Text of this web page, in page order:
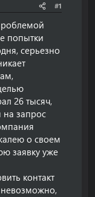
#1
попытки
серьезно
26 тысяч,
на запрос
о своем
заявку уже
контакт
невозможно,